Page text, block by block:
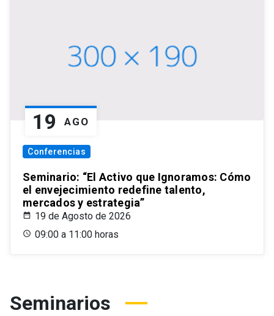
19 AGO
Conferencias
Seminario: “El Activo que Ignoramos: Cómo
el envejecimiento redefine talento,
mercados y estrategia”
19 de Agosto de 2026
09:00 a 11:00 horas
Seminarios